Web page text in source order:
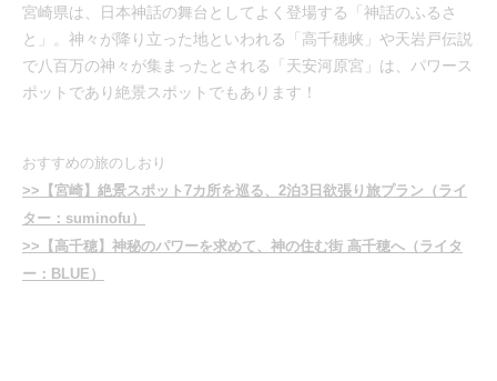
宮崎県は、日本神話の舞台としてよく登場する「神話のふるさ
と」。神々が降り立った地といわれる「高千穂峡」や天岩戸伝説
で八百万の神々が集まったとされる「天安河原宮」は、パワース
ポットであり絶景スポットでもあります！
おすすめの旅のしおり
>>【宮崎】絶景スポット7カ所を巡る、2泊3日欲張り旅プラン（ライ
ター：suminofu）
>>【高千穂】神秘のパワーを求めて、神の住む街 高千穂へ（ライタ
ー：BLUE）